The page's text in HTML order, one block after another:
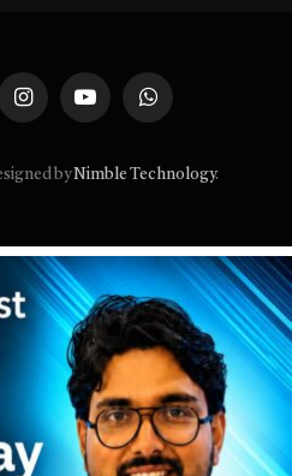
InstagramYouTubeWhatsApp
byNimble Technology.